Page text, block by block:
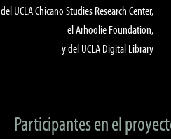
del UCLA Chicano Studies Research Center,
el Arhoolie Foundation,
y del UCLA Digital Library
Participantes en el